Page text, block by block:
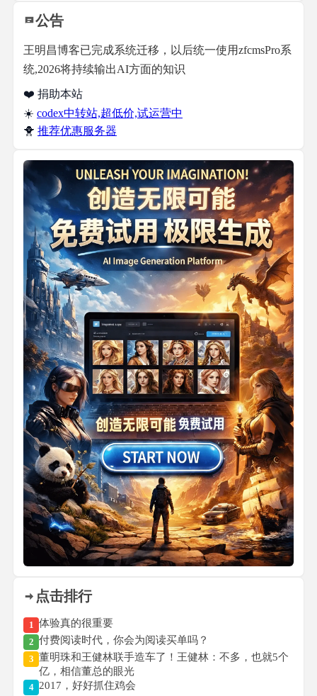
公告
王明昌博客已完成系统迁移，以后统一使用zfcmsPro系
统,2026将持续输出AI方面的知识
❤️ 捐助本站
☀️ codex中转站,超低价,试运营中
🐥 推荐优惠服务器
点击排行
1 体验真的很重要
2 付费阅读时代，你会为阅读买单吗？
3 董明珠和王健林联手造车了！王健林：不多，也就5个
亿，相信董总的眼光
4 2017，好好抓住鸡会